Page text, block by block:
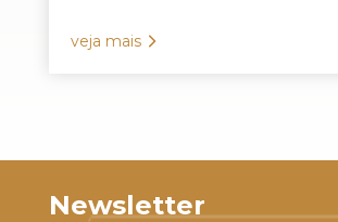
veja mais
Newsletter